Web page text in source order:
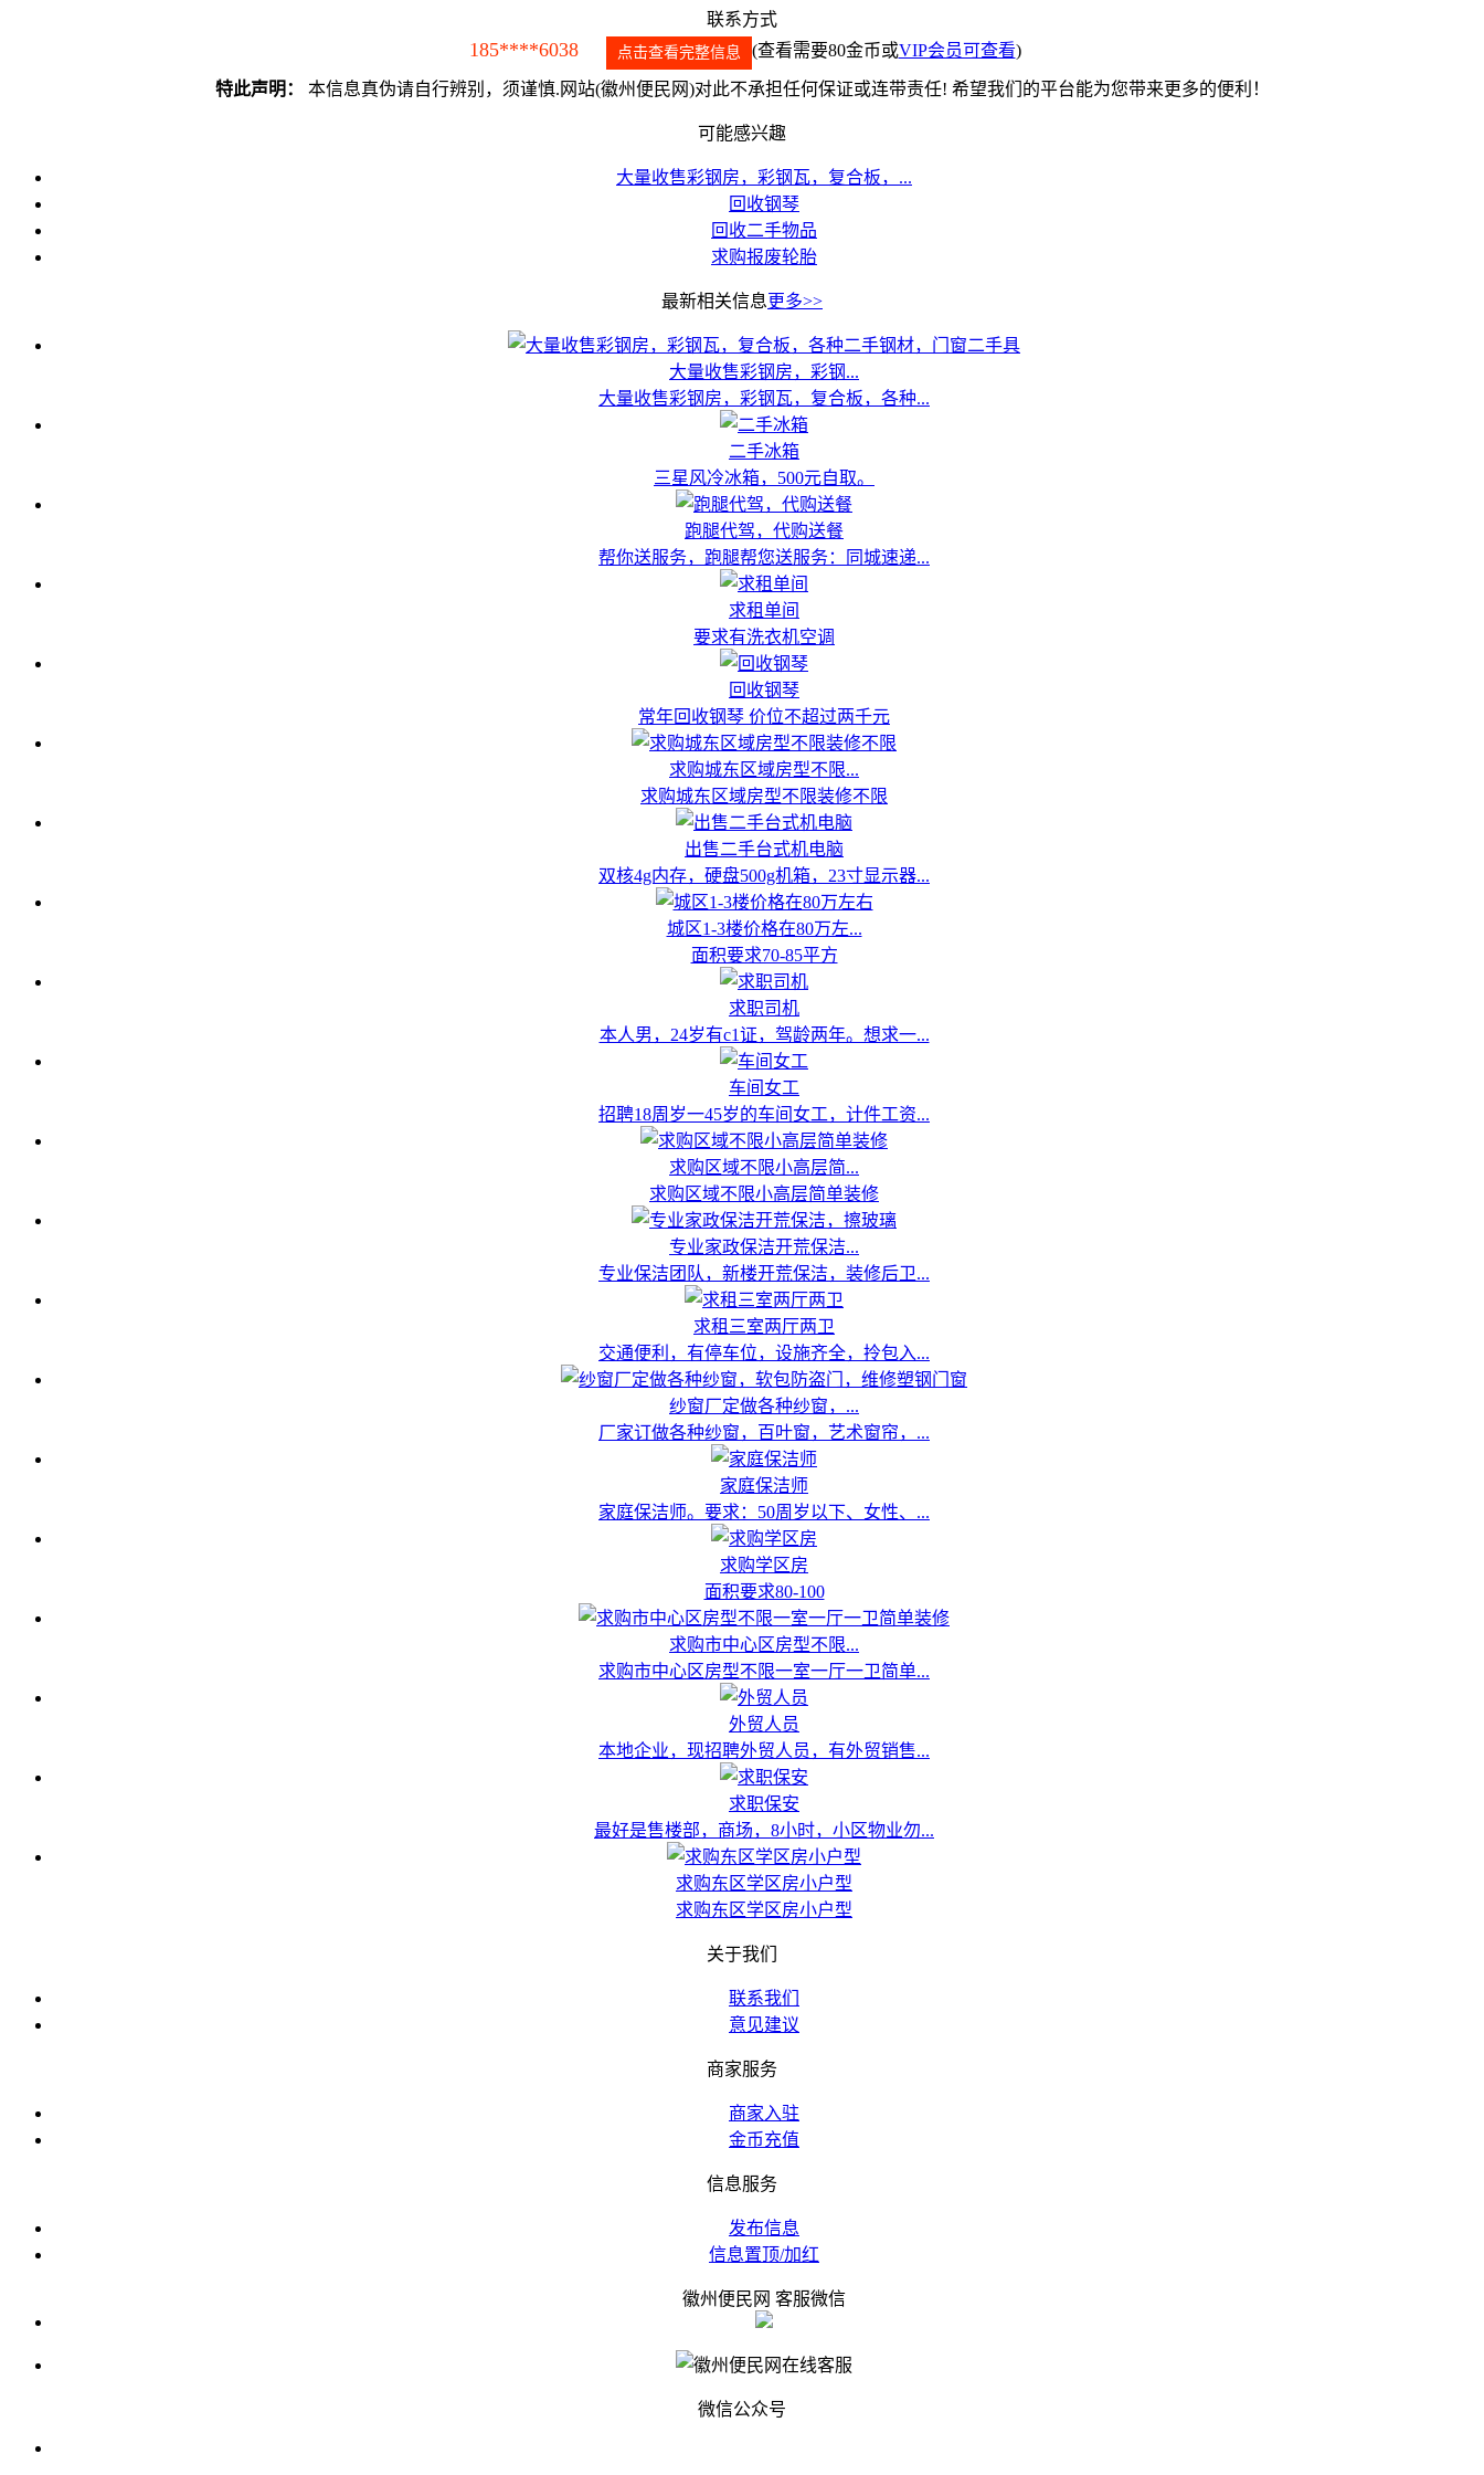
联系方式
185****6038 点击查看完整信息 (查看需要80金币或VIP会员可查看)
特此声明： 本信息真伪请自行辨别，须谨慎.网站(徽州便民网)对此不承担任何保证或连带责任! 希望我们的平台能为您带来更多的便利！
可能感兴趣
大量收售彩钢房，彩钢瓦，复合板，...
回收钢琴
回收二手物品
求购报废轮胎
最新相关信息更多>>
大量收售彩钢房，彩钢...
大量收售彩钢房，彩钢瓦，复合板，各种...
二手冰箱
三星风冷冰箱，500元自取。
跑腿代驾，代购送餐
帮你送服务，跑腿帮您送服务：同城速递...
求租单间
要求有洗衣机空调
回收钢琴
常年回收钢琴 价位不超过两千元
求购城东区域房型不限...
求购城东区域房型不限装修不限
出售二手台式机电脑
双核4g内存，硬盘500g机箱，23寸显示器...
城区1-3楼价格在80万左...
面积要求70-85平方
求职司机
本人男，24岁有c1证，驾龄两年。想求一...
车间女工
招聘18周岁一45岁的车间女工，计件工资...
求购区域不限小高层简...
求购区域不限小高层简单装修
专业家政保洁开荒保洁...
专业保洁团队，新楼开荒保洁，装修后卫...
求租三室两厅两卫
交通便利，有停车位，设施齐全，拎包入...
纱窗厂定做各种纱窗，...
厂家订做各种纱窗，百叶窗，艺术窗帘，...
家庭保洁师
家庭保洁师。要求：50周岁以下、女性、...
求购学区房
面积要求80-100
求购市中心区房型不限...
求购市中心区房型不限一室一厅一卫简单...
外贸人员
本地企业，现招聘外贸人员，有外贸销售...
求职保安
最好是售楼部，商场，8小时，小区物业勿...
求购东区学区房小户型
求购东区学区房小户型
关于我们
联系我们
意见建议
商家服务
商家入驻
金币充值
信息服务
发布信息
信息置顶/加红
徽州便民网 客服微信
微信公众号